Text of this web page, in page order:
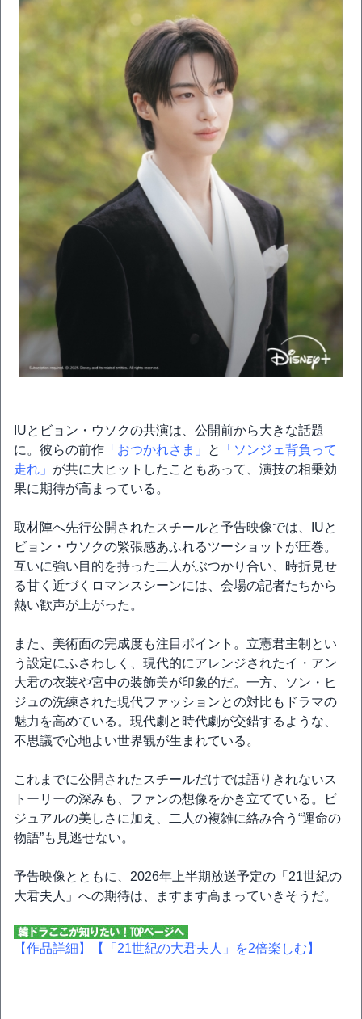
IUとビョン・ウソクの共演は、公開前から大きな話題
に。彼らの前作 「おつかれさま」 と
「ソンジェ背負って
走れ」 が共に大ヒットしたこともあって、演技の相乗効
果に期待が高まっている。
取材陣へ先行公開されたスチールと予告映像では、IUと
ビョン・ウソクの緊張感あふれるツーショットが圧巻。
互いに強い目的を持った二人がぶつかり合い、時折見せ
る甘く近づくロマンスシーンには、会場の記者たちから
熱い歓声が上がった。
また、美術面の完成度も注目ポイント。立憲君主制とい
う設定にふさわしく、現代的にアレンジされたイ・アン
大君の衣装や宮中の装飾美が印象的だ。一方、ソン・ヒ
ジュの洗練された現代ファッションとの対比もドラマの
魅力を高めている。現代劇と時代劇が交錯するような、
不思議で心地よい世界観が生まれている。
これまでに公開されたスチールだけでは語りきれないス
トーリーの深みも、ファンの想像をかき立てている。ビ
ジュアルの美しさに加え、二人の複雑に絡み合う“運命の
物語”も見逃せない。
予告映像とともに、2026年上半期放送予定の「21世紀の
大君夫人」への期待は、ますます高まっていきそうだ。
【作品詳細】 【「21世紀の大君夫人」を2倍楽しむ】